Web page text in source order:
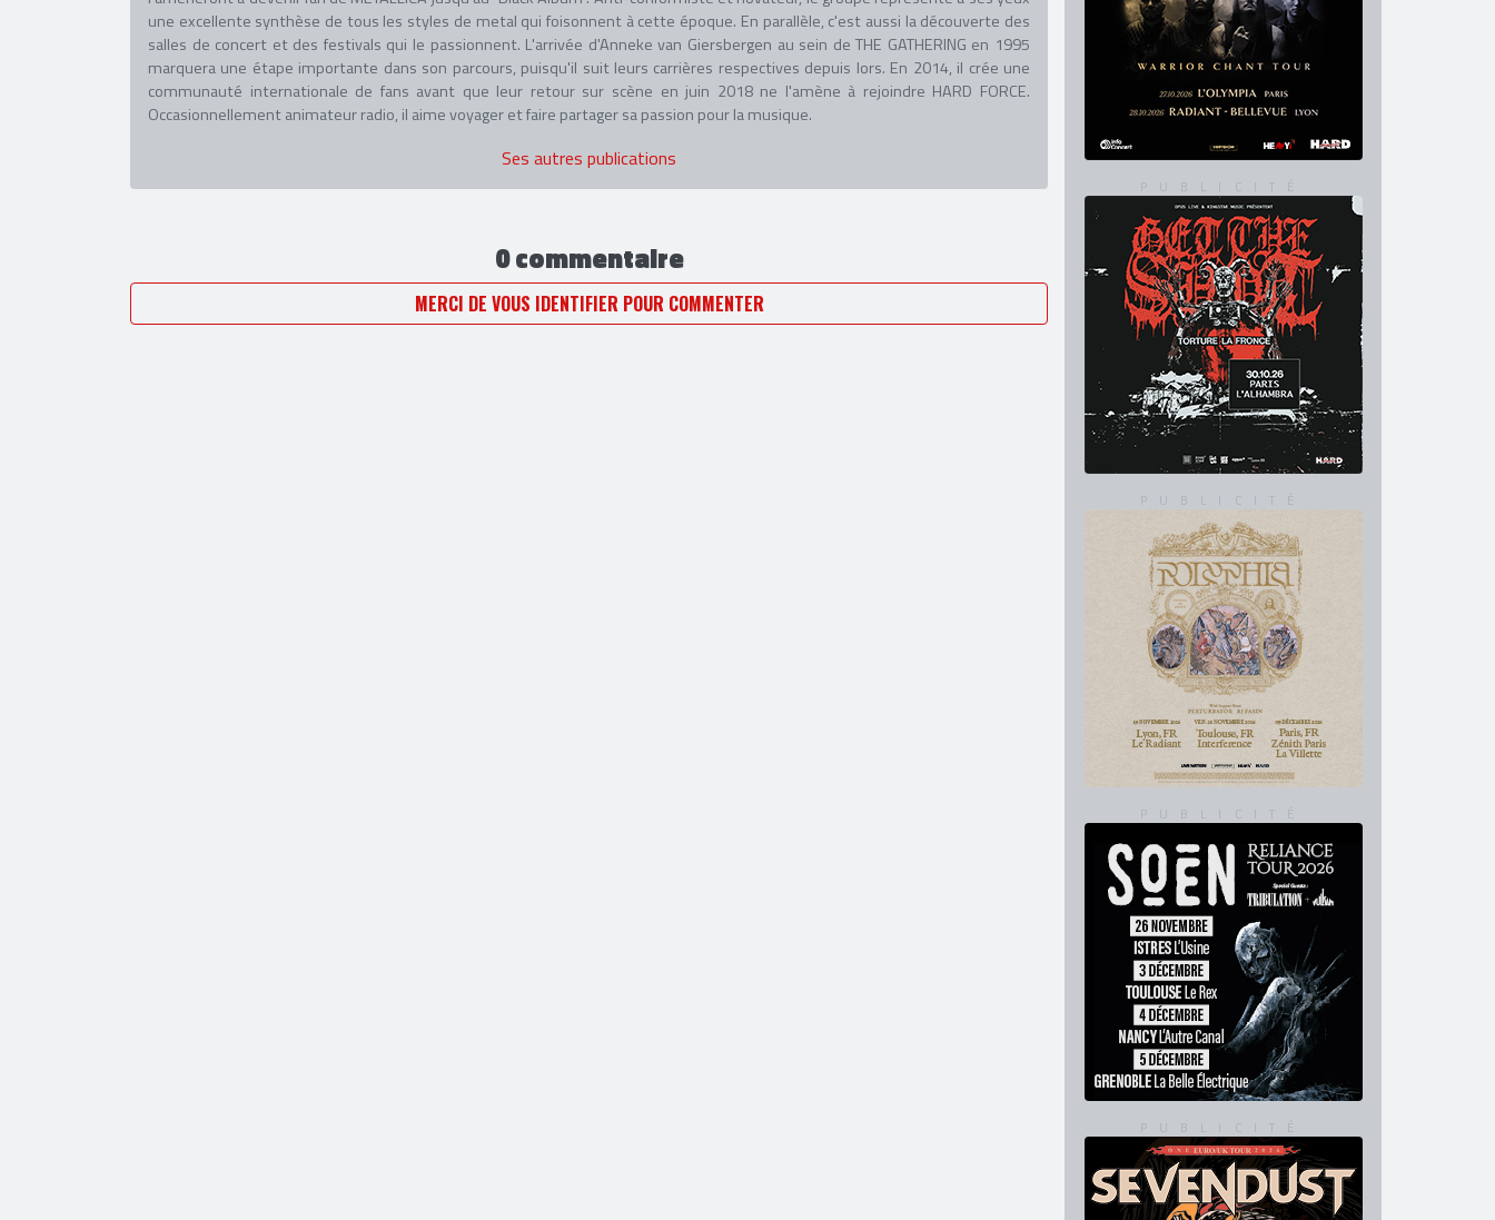
une excellente synthèse de tous les styles de metal qui foisonnent à cette époque. En parallèle, c'est aussi la découverte des
salles de concert et des festivals qui le passionnent. L'arrivée d'Anneke van Giersbergen au sein de THE GATHERING en 1995
marquera une étape importante dans son parcours, puisqu'il suit leurs carrières respectives depuis lors. En 2014, il crée une
communauté internationale de fans avant que leur retour sur scène en juin 2018 ne l'amène à rejoindre HARD FORCE.
Occasionnellement animateur radio, il aime voyager et faire partager sa passion pour la musique.
Ses autres publications
0 commentaire
MERCI DE VOUS IDENTIFIER POUR COMMENTER